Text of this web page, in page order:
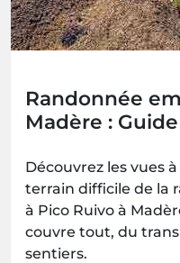
Randonnée
Madère :
Découvrez les vues
terrain difficile de la
à Pico Ruivo à
couvre tout, du
sentiers.